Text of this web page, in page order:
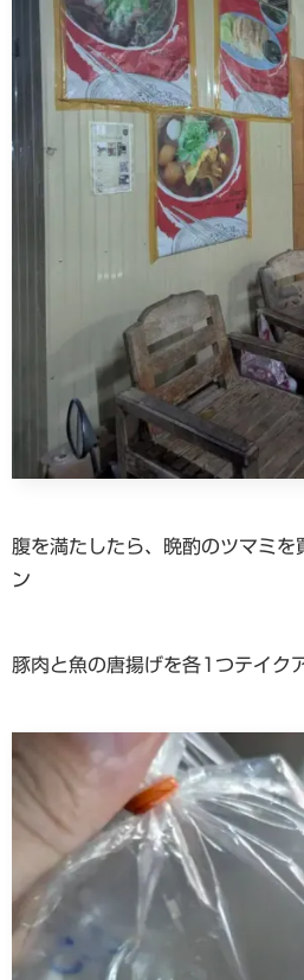
腹を満たしたら、晩酌のツマミを
ン
豚肉と魚の唐揚げを各1つテイク